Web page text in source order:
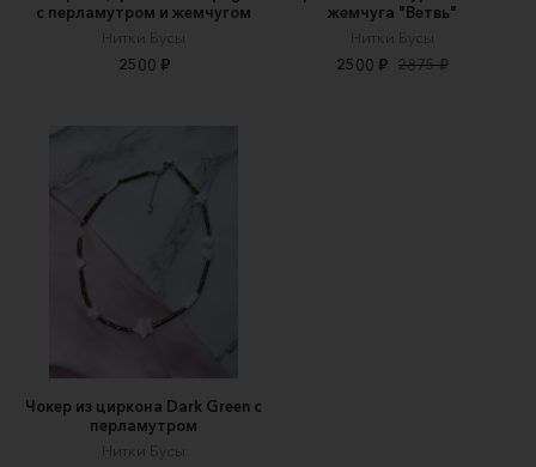
с перламутром и жемчугом
Нитки Бусы
2500 ₽
жемчуга "Ветвь"
Нитки Бусы
2500 ₽ 2875 ₽
Чокер из циркона Dark Green с
перламутром
Нитки Бусы